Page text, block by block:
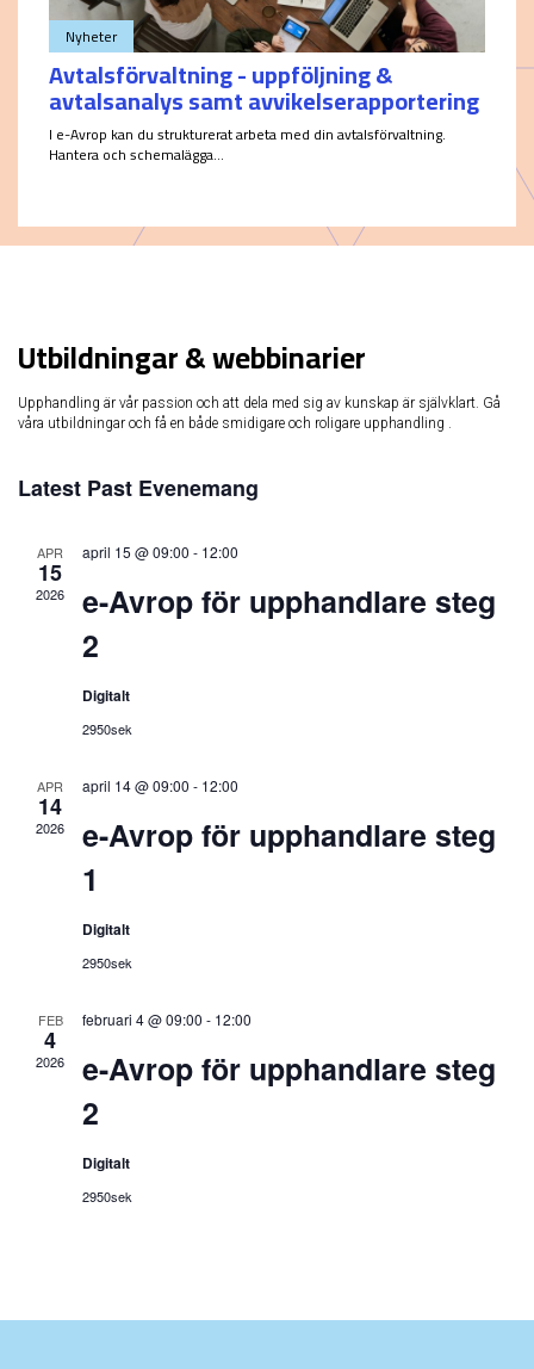
Nyheter
Avtalsförvaltning - uppföljning &
avtalsanalys samt avvikelserapportering
I e-Avrop kan du strukturerat arbeta med din avtalsförvaltning.
Hantera och schemalägga...
Utbildningar & webbinarier
Upphandling är vår passion och att dela med sig av kunskap är självklart. Gå
våra utbildningar och få en både smidigare och roligare upphandling .
Latest Past Evenemang
APR
15
2026
april 15 @ 09:00 - 12:00
e-Avrop för upphandlare steg
2
Digitalt
2950sek
APR
14
2026
april 14 @ 09:00 - 12:00
e-Avrop för upphandlare steg
1
Digitalt
2950sek
FEB
4
2026
februari 4 @ 09:00 - 12:00
e-Avrop för upphandlare steg
2
Digitalt
2950sek